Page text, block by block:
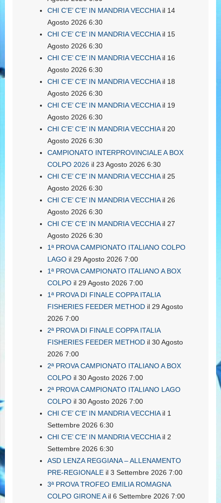
CHI C’E’ C’E’ IN MANDRIA VECCHIAil 14
Agosto 2026 6:30
CHI C’E’ C’E’ IN MANDRIA VECCHIAil 15
Agosto 2026 6:30
CHI C’E’ C’E’ IN MANDRIA VECCHIAil 16
Agosto 2026 6:30
CHI C’E’ C’E’ IN MANDRIA VECCHIAil 18
Agosto 2026 6:30
CHI C’E’ C’E’ IN MANDRIA VECCHIAil 19
Agosto 2026 6:30
CHI C’E’ C’E’ IN MANDRIA VECCHIAil 20
Agosto 2026 6:30
CAMPIONATO INTERPROVINCIALE A BOX
COLPO 2026 il 23 Agosto 2026 6:30
CHI C’E’ C’E’ IN MANDRIA VECCHIAil 25
Agosto 2026 6:30
CHI C’E’ C’E’ IN MANDRIA VECCHIAil 26
Agosto 2026 6:30
CHI C’E’ C’E’ IN MANDRIA VECCHIAil 27
Agosto 2026 6:30
1ª PROVA CAMPIONATO ITALIANO COLPO
LAGO il 29 Agosto 2026 7:00
1ª PROVA CAMPIONATO ITALIANO A BOX
COLPO il 29 Agosto 2026 7:00
1ª PROVA DI FINALE COPPA ITALIA
FISHERIES FEEDER METHOD il 29 Agosto
2026 7:00
2ª PROVA DI FINALE COPPA ITALIA
FISHERIES FEEDER METHOD il 30 Agosto
2026 7:00
2ª PROVA CAMPIONATO ITALIANO A BOX
COLPO il 30 Agosto 2026 7:00
2ª PROVA CAMPIONATO ITALIANO LAGO
COLPO il 30 Agosto 2026 7:00
CHI C’E’ C’E’ IN MANDRIA VECCHIAil 1
Settembre 2026 6:30
CHI C’E’ C’E’ IN MANDRIA VECCHIAil 2
Settembre 2026 6:30
ASD LENZA REGGIANA – ALLENAMENTO
PRE-REGIONALE il 3 Settembre 2026 7:00
3ª PROVA TROFEO EMILIA ROMAGNA
COLPO GIRONE Ail 6 Settembre 2026 7:00